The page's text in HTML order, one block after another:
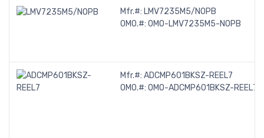
Mfr.#: LMV7235M5/NOPB
OMO.#: OMO-LMV7235M5-NOPB
Mfr.#: ADCMP601BKSZ-REEL7
OMO.#: OMO-ADCMP601BKSZ-REEL7